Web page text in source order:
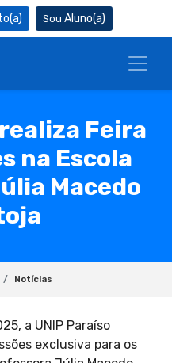
Aluno(a)
Feira
na Escola
Macedo
Notícias
a UNIP Paraíso
exclusiva para os